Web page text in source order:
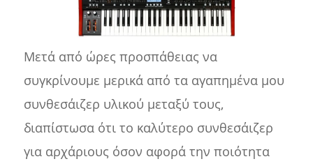
Μετά από ώρες προσπάθειας να
συγκρίνουμε μερικά από τα αγαπημένα μου
συνθεσάιζερ υλικού μεταξύ τους,
διαπίστωσα ότι το καλύτερο συνθεσάιζερ
για αρχάριους όσον αφορά την ποιότητα